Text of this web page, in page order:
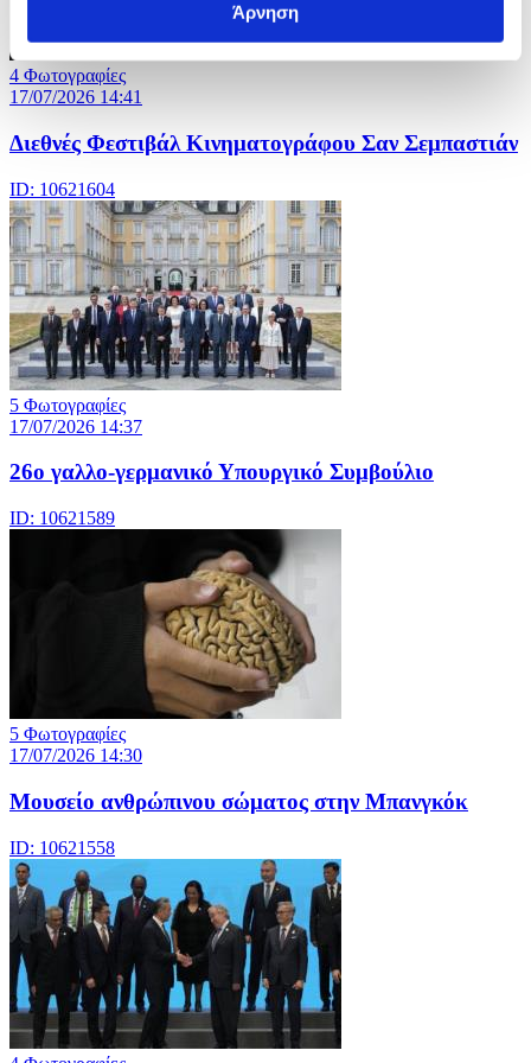
Άρνηση
4 Φωτογραφίες
17/07/2026 14:41
Διεθνές Φεστιβάλ Κινηματογράφου Σαν Σεμπαστιάν
ID: 10621604
5 Φωτογραφίες
17/07/2026 14:37
26ο γαλλο-γερμανικό Υπουργικό Συμβούλιο
ID: 10621589
5 Φωτογραφίες
17/07/2026 14:30
Μουσείο ανθρώπινου σώματος στην Μπανγκόκ
ID: 10621558